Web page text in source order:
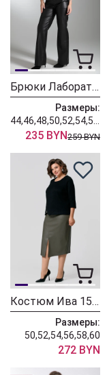
Брюки Лаборатория Моды ЛК 3108 черный
Размеры:
235 BYN259 BYN
Костюм Ива 1512 черно-зеленый
Размеры:
50,52,54,56,58,60
272 BYN